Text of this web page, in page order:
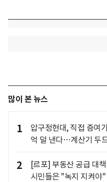
많이 본 뉴스
1
압구정현대, 직접 증여
억 덜 낸다…계산기 두
2
[르포] 부동산 공급 대
시민들은 "녹지 지켜야"